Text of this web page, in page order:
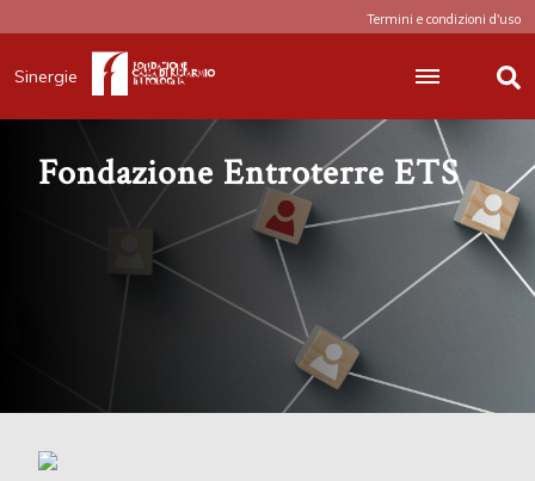
Termini e condizioni d'uso
Sinergie
Fondazione Entroterre ETS